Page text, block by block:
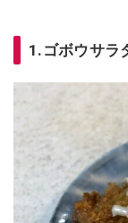
1.ゴボウサラ